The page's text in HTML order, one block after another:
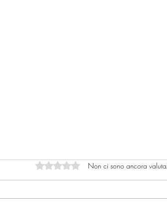
Valutazione 0 stelle su 5.
Non ci sono ancora